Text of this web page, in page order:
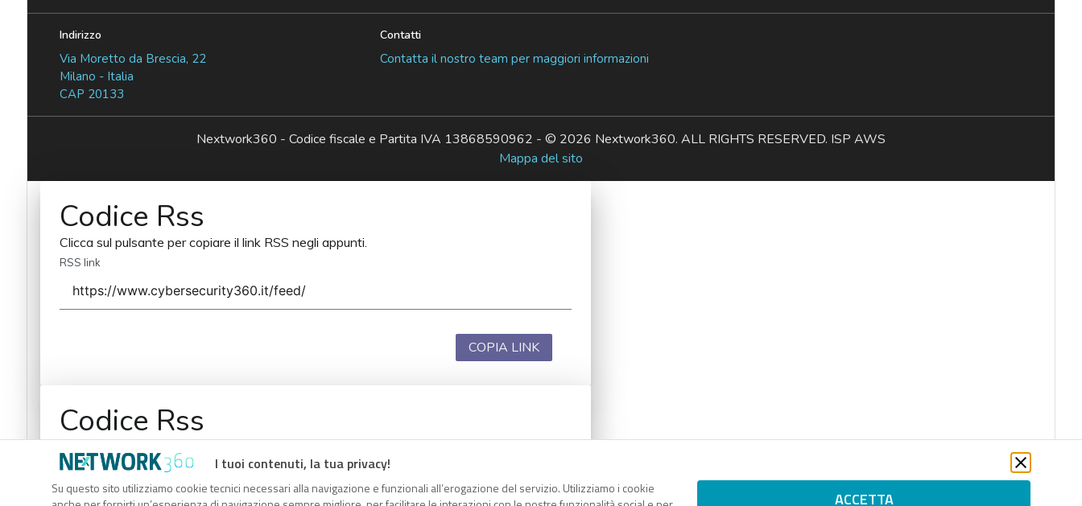
I tuoi contenuti, la tua privacy!
Su questo sito utilizziamo cookie tecnici necessari alla navigazione e funzionali all’erogazione del servizio. Utilizziamo i cookie
ACCETTA
Indirizzo
Via Moretto da Brescia, 22
Milano - Italia
CAP 20133
Contatti
Contatta il nostro team per maggiori informazioni
Nextwork360 - Codice fiscale e Partita IVA 13868590962 - © 2026 Nextwork360. ALL RIGHTS RESERVED. ISP AWS
Mappa del sito
Codice Rss
Clicca sul pulsante per copiare il link RSS negli appunti.
RSS link
COPIA LINK
Codice Rss
RSS link